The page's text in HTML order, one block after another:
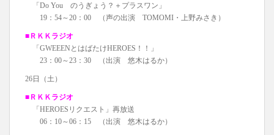
「Do You のうぎょう？＋プラスワン」
19：54～20：00 （声の出演 TOMOMI・上野みさき）
■ＲＫＫラジオ
「GWEEENとはばたけHEROES！！」
23：00～23：30 （出演 悠木はるか）
26日（土）
■ＲＫＫラジオ
「HEROESリクエスト」再放送
06：10～06：15 （出演 悠木はるか）